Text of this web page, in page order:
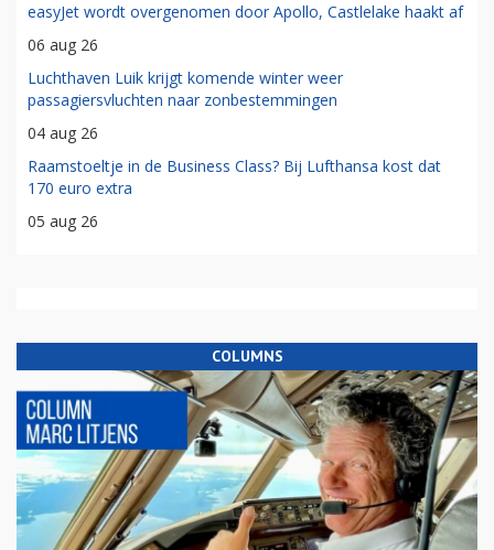
easyJet wordt overgenomen door Apollo, Castlelake haakt af
06 aug 26
Luchthaven Luik krijgt komende winter weer
passagiersvluchten naar zonbestemmingen
04 aug 26
Raamstoeltje in de Business Class? Bij Lufthansa kost dat
170 euro extra
05 aug 26
COLUMNS